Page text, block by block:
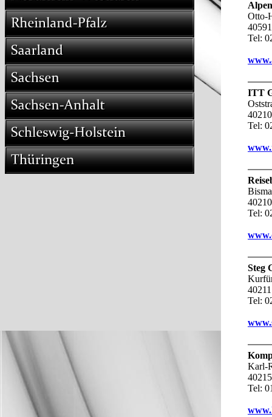
Otto-
Tel:
ITT
Tel:
Tel:
Steg
Tel:
Karl-
Tel: 0